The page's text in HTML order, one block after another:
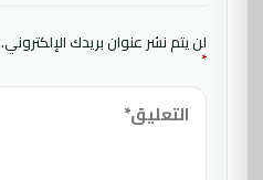
لن يتم نشر عنوان بريدك الإلكتروني.
*